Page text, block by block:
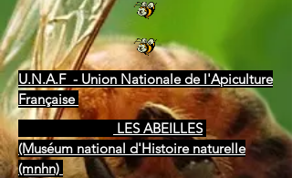
U.N.A.F - Union Nationale de l'Apiculture
Française
LES ABEILLES
(Muséum national d'Histoire naturelle
(mnhn)